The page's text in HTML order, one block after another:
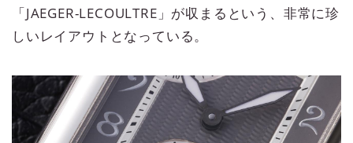
「JAEGER-LECOULTRE」が収まるという、非常に珍
しいレイアウトとなっている。